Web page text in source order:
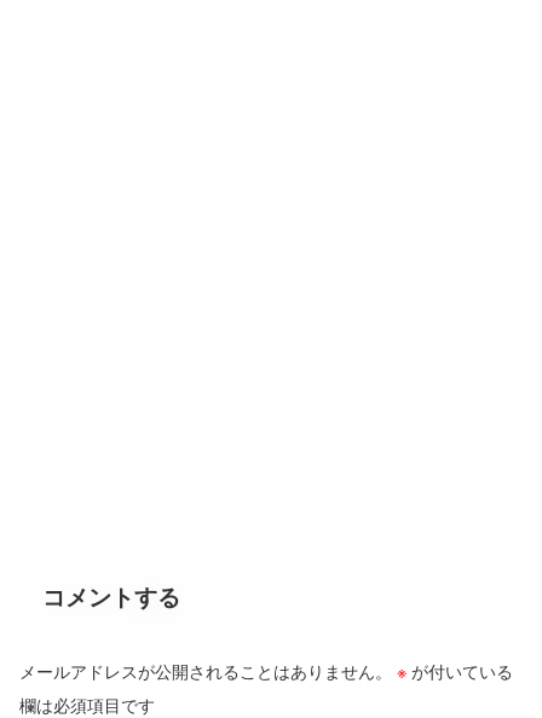
コメントする
メールアドレスが公開されることはありません。 ※が付いている
欄は必須項目です